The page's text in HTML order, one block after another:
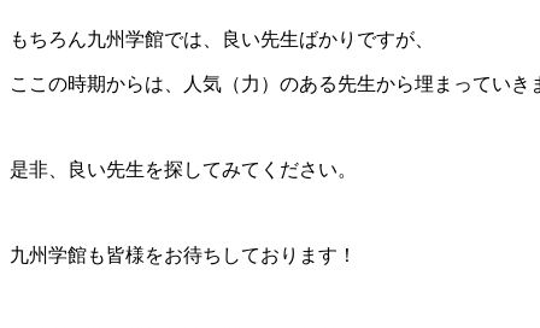
もちろん九州学館では、良い先生ばかりですが、
ここの時期からは、人気（力）のある先生から埋まっていき
是非、良い先生を探してみてください。
九州学館も皆様をお待ちしております！